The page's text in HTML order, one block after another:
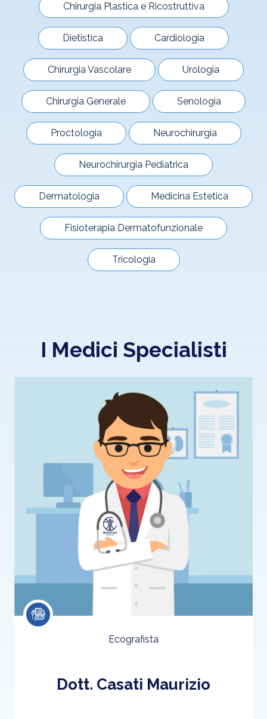
Chirurgia Plastica e Ricostruttiva
Dietistica Cardiologia
Chirurgia Vascolare Urologia
Chirurgia Generale Senologia
Proctologia Neurochirurgia
Neurochirurgia Pediatrica
Dermatologia Medicina Estetica
Fisioterapia Dermatofunzionale
Tricologia
I Medici Specialisti
Ecografista
Dott. Casati Maurizio